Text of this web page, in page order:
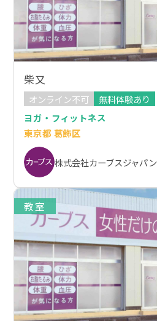
柴又
オンライン不可
無料体験あり
ヨガ・フィットネス
東京都 葛飾区
株式会社カーブスジャパン
教室